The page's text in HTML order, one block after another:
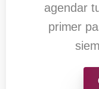
agendar
primer